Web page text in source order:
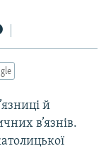
й
в’язнів.